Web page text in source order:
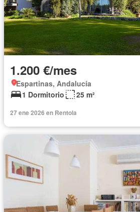
1.200 €/mes
Espartinas, Andalucía
1 Dormitorio
25 m²
27 ene 2026 en Rentola